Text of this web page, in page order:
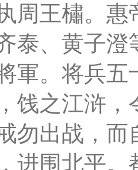
周王橚。惠
泰、黄子澄
軍。将兵五
饯之江浒，
勿出战，而
进围北平